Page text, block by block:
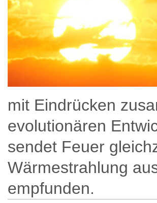
mit Eindrücken
evolutionären
sendet Feuer
Wärmestrahlung
empfunden.